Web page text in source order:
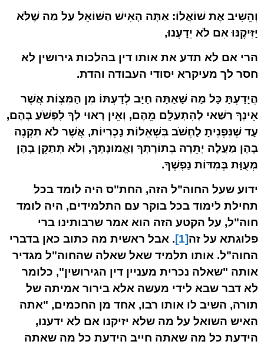
וְהֵשִׁיב אֶת שׁוֹאֲלוֹ: אַתָּה הָאִישׁ הַשּׁוֹאֵל עַל מַה שֶׁלֹּא
יַזִּיקֶנּוּ אִם לֹא יֵדָעֶנוּ,
הרי אם לא תדע את אותו דין בהלכות גירושין לא
חסר לך מעיקרא יסודי העבודה והדת.
הֲיָדַעְתָּ כָּל מַה שָּׁאַתָּה חַיָּב לְדַעְתּוֹ מִן הַמִּצְוֹת אֲשֶׁר
אֵינְךָ רַשַּׁאי לְהִתְעַלֵּם מֵהֶם, וְאֵין רָאוּי לְךָ לִפְשֹׁעַ בָּהֶם,
עַד שֶׁנִּפְנֵיתָ לַחְשֹׁב בִּשְׁאֵלוֹת נָכְרִיּוֹת, אֲשֶׁר לֹא תִקְנֶה
בָהֶן מַעֲלָה יְתֵרָה בְתוֹרָתְךָ וֶאֱמוּנָתְךָ, וְלֹא תְתַקֵּן בָהֶן
מְעֻוָּת בְּמִדּוֹת נַפְשֶׁךָ.
ידוע שעל החוה"ל הזה, החת"ס היה לומד בכל
תחילת לימוד בכל בוקר עם התלמידים, היה לומד
חוה"ל, על הקטע הזה הוא אמר שרבותינו ברי
פלוגתא על זה[1]
. אבל ראשית מה כתוב כאן בדברי
החוה"ל. אותו תלמיד שאל שאלה שהחוה"ל מגדיר
אותה "שאלה נכרית מעניין דין הגירושין", כלומר
לא דבר שבא לידי מעשה אלא בירור אמיתה של
תורה, השיב לו אותו רבו, אחד מן החכמים, "אתה
האיש השואל על מה שלא יזיקנו אם לא ידענו,
הידעת כל מה שאתה חייב הידעת כל מה שאתה